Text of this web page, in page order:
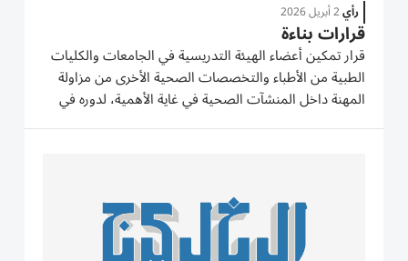
رأي2 أبريل 2026
قرارات بناءة
قرار تمكين أعضاء الهيئة التدريسية في الجامعات والكليات
الطبية من الأطباء والتخصصات الصحية الأخرى من مزاولة
المهنة داخل المنشآت الصحية في غاية الأهمية، لدوره في
تشجيع الكوادر الطبية وعلى وجه الخصوص المواطنة على